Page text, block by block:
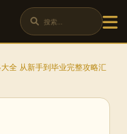
全 从新手到毕业完整攻略汇